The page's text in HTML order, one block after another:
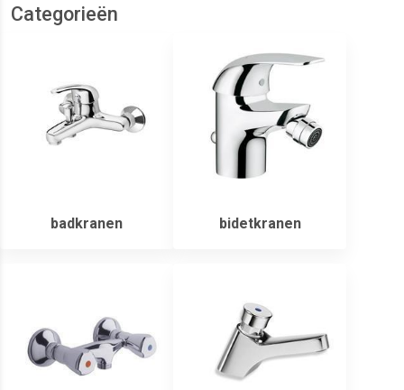
Categorieën
badkranen bidetkranen